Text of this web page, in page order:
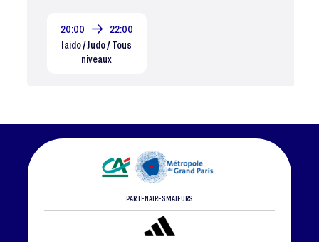
20:00
22:00
Iaido / Judo / Tous
niveaux
PARTENAIRES MAJEURS